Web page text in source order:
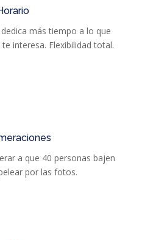
más tiempo a lo que
interesa. Flexibilidad total.
a que 40 personas bajen
por las fotos.